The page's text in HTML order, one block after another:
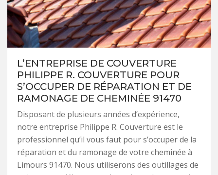
L’ENTREPRISE DE COUVERTURE
PHILIPPE R. COUVERTURE POUR
S’OCCUPER DE RÉPARATION ET DE
RAMONAGE DE CHEMINÉE 91470
Disposant de plusieurs années d’expérience,
notre entreprise Philippe R. Couverture est le
professionnel qu’il vous faut pour s’occuper de la
réparation et du ramonage de votre cheminée à
Limours 91470. Nous utiliserons des outillages de